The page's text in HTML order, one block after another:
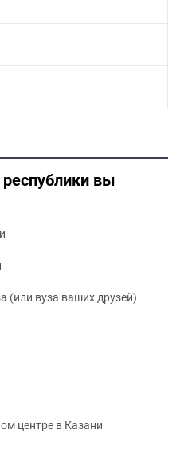
вы
(или вуза ваших друзей)
центре в Казани